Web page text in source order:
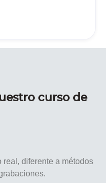
curso de
real, diferente a métodos